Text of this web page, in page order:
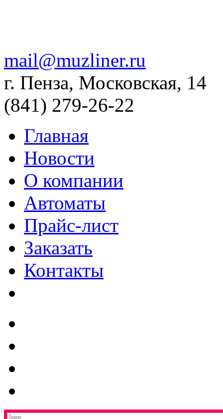
mail@muzliner.ru
г. Пенза, Московская, 14
(841) 279-26-22
Главная
Новости
О компании
Автоматы
Прайс-лист
Заказать
Контакты